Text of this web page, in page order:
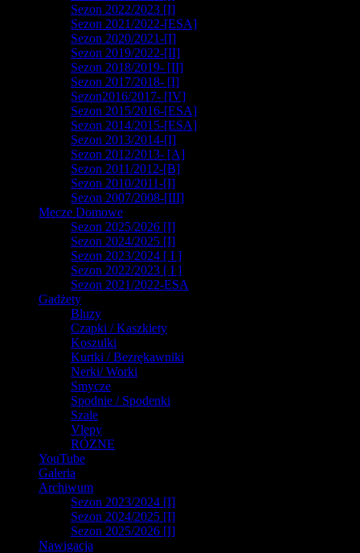
Sezon 2022/2023 [I]
Sezon 2021/2022-[ESA]
Sezon 2020/2021-[I]
Sezon 2019/2022-[II]
Sezon 2018/2019- [II]
Sezon 2017/2018- [I]
Sezon2016/2017- [IV]
Sezon 2015/2016-[ESA]
Sezon 2014/2015-[ESA]
Sezon 2013/2014-[I]
Sezon 2012/2013- [A]
Sezon 2011/2012-[B]
Sezon 2010/2011-[I]
Sezon 2007/2008-[III]
Mecze Domowe
Sezon 2025/2026 [I]
Sezon 2024/2025 [I]
Sezon 2023/2024 [ I ]
Sezon 2022/2023 [ I ]
Sezon 2021/2022-ESA
Gadżety
Bluzy
Czapki / Kaszkiety
Koszulki
Kurtki / Bezrękawniki
Nerki/ Worki
Smycze
Spodnie / Spodenki
Szale
Vlepy
RÓZNE
YouTube
Galeria
Archiwum
Sezon 2023/2024 [I]
Sezon 2024/2025 [I]
Sezon 2025/2026 [I]
Nawigacja